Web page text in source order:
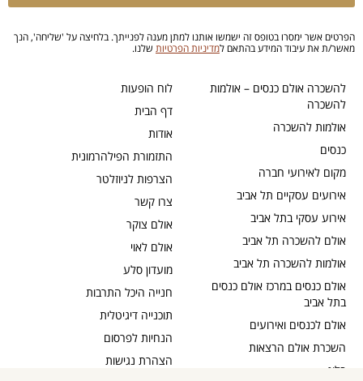
לוח הופעות
דף הבית
אודות
התזמורת הפילהרמונית
הצרפות לניוזלטר
צרו קשר
אולם צוקר
אולם לאוי
מועדון סלע
חנייה היכל התרבות
תוכנייה דיגיטלית
הנחיות לפרסום
הצהרת נגישות
להשכרה אולם כנסים – אולמות
להשכרה
אולמות להשכרה
כנסים
מקום לאירועי חברה
אירועים עסקיים תל אביב
אירוע עסקי בתל אביב
אולם להשכרה תל אביב
אולמות להשכרה תל אביב
אולם כנסים במרכז אולם כנסים
בתל אביב
אולם לכנסים ואירועים
השכרת אולם הרצאות
בלוג
הפרטים אשר ימסרו בטופס זה ישמשו אותנו למתן מענה לפנייתך. בלחיצה על 'שליחה', הנך
מאשר/ת את עיבוד המידע בהתאם למדיניות הפרטיות שלנו.